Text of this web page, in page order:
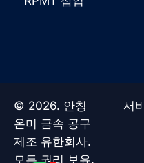
© 2026. 안칭
온미 금속 공구
제조 유한회사.
모든 권리 보유.
서
Turkish
Spanish
Italian